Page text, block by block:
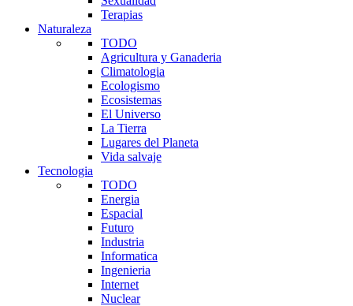
Terapias
Naturaleza
TODO
Agricultura y Ganaderia
Climatologia
Ecologismo
Ecosistemas
El Universo
La Tierra
Lugares del Planeta
Vida salvaje
Tecnologia
TODO
Energia
Espacial
Futuro
Industria
Informatica
Ingenieria
Internet
Nuclear